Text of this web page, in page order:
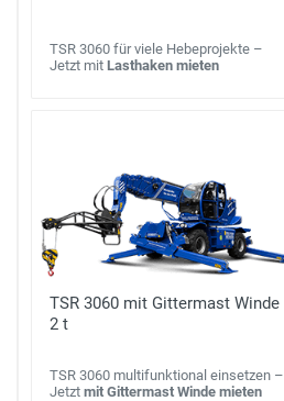
TSR 3060 für viele Hebeprojekte –
Jetzt mit Lasthaken mieten
TSR 3060 mit Gittermast Winde
2 t
TSR 3060 multifunktional einsetzen –
Jetzt mit Gittermast Winde mieten